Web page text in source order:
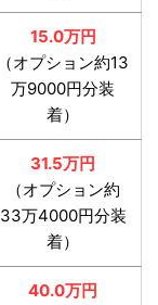
15.0万円
（オプション約13
万9000円分装
着）
31.5万円
（オプション約
33万4000円分装
着）
40.0万円